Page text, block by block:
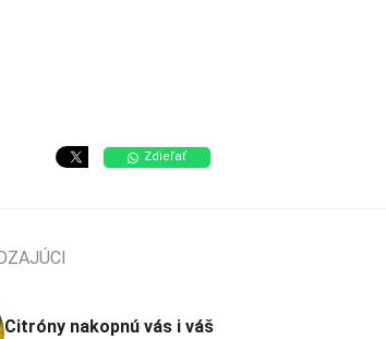
Zdieľať
Citróny nakopnú vás i váš